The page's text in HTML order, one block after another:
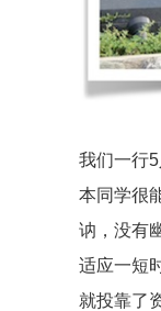
我们一行
本同学很
讷，没有
适应一短
就投靠了